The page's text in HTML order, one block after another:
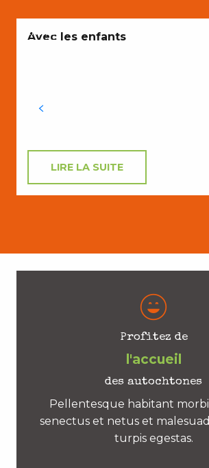
ENVIES
Avec les enfants
LIRE LA SUITE
Profitez de
l'accueil
des autochtones
Pellentesque habitant
senectus et netus et
turpis egestas.